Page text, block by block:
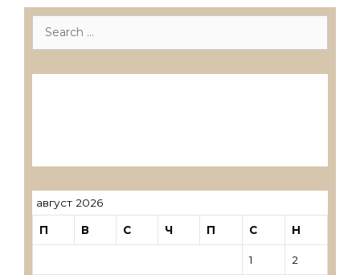
Search
август 2026
П В С Ч П С Н
1 2